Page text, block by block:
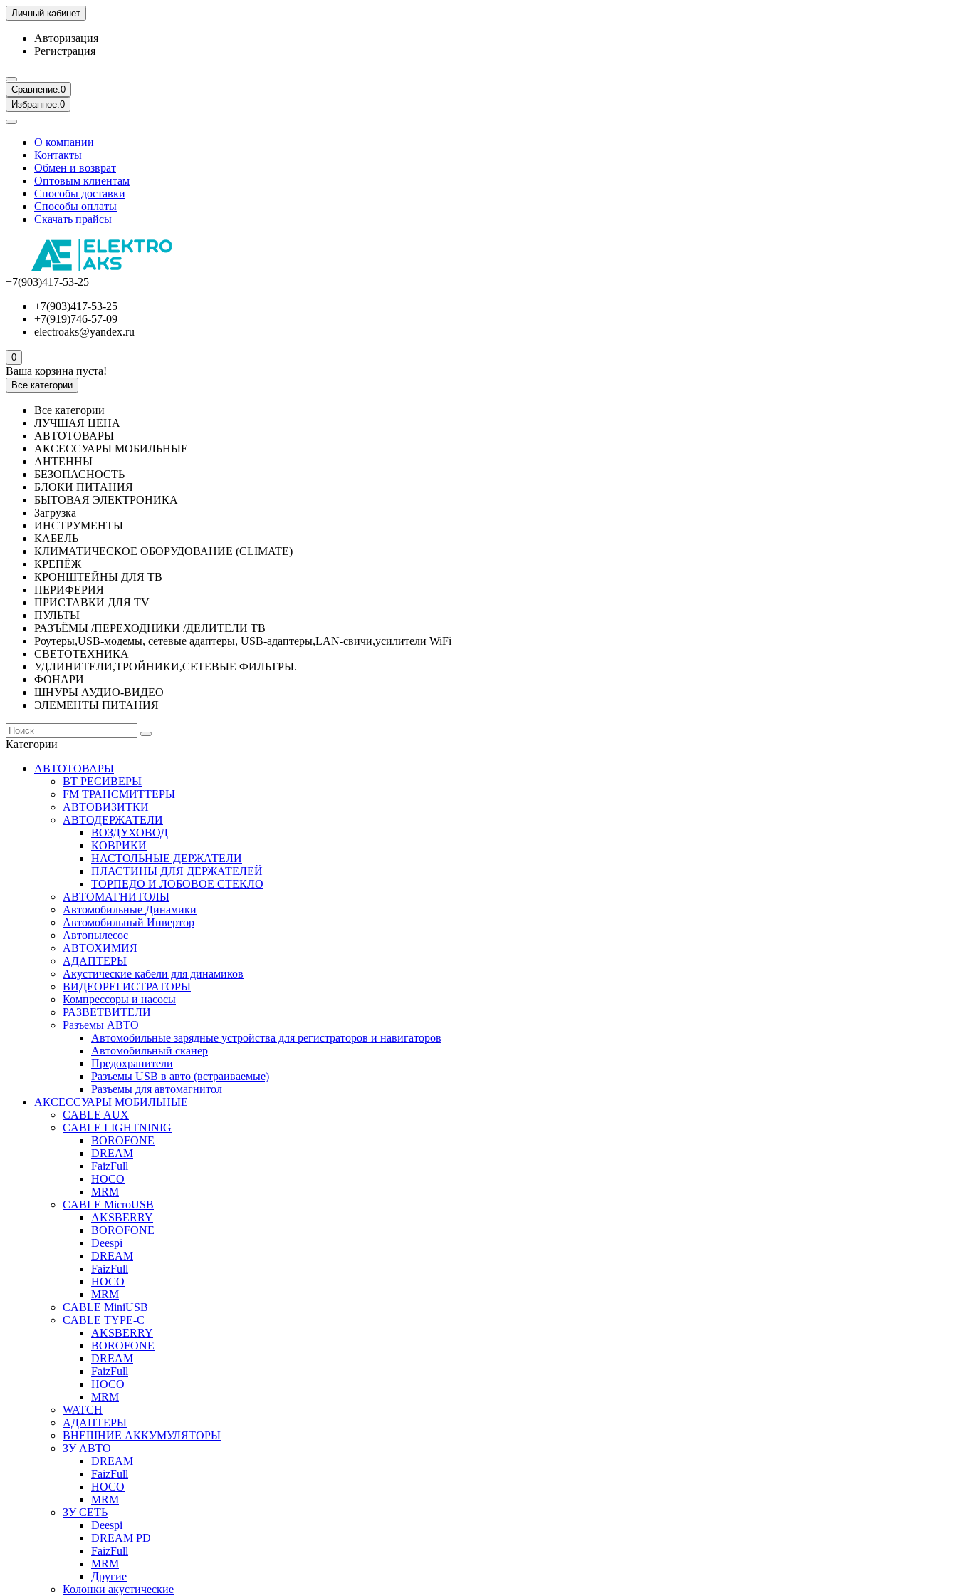
Личный кабинет
Авторизация
Регистрация
Сравнение:0
Избранное:0
О компании
Контакты
Обмен и возврат
Оптовым клиентам
Способы доставки
Способы оплаты
Скачать прайсы
+7(903)417-53-25
+7(903)417-53-25
+7(919)746-57-09
electroaks@yandex.ru
0
Ваша корзина пуста!
Все категории
Все категории
ЛУЧШАЯ ЦЕНА
АВТОТОВАРЫ
АКСЕССУАРЫ МОБИЛЬНЫЕ
АНТЕННЫ
БЕЗОПАСНОСТЬ
БЛОКИ ПИТАНИЯ
БЫТОВАЯ ЭЛЕКТРОНИКА
Загрузка
ИНСТРУМЕНТЫ
КАБЕЛЬ
КЛИМАТИЧЕСКОЕ ОБОРУДОВАНИЕ (CLIMATE)
КРЕПЁЖ
КРОНШТЕЙНЫ ДЛЯ ТВ
ПЕРИФЕРИЯ
ПРИСТАВКИ ДЛЯ TV
ПУЛЬТЫ
РАЗЪЁМЫ /ПЕРЕХОДНИКИ /ДЕЛИТЕЛИ ТВ
Роутеры,USB-модемы, сетевые адаптеры, USB-адаптеры,LAN-свичи,усилители WiFi
СВЕТОТЕХНИКА
УДЛИНИТЕЛИ,ТРОЙНИКИ,СЕТЕВЫЕ ФИЛЬТРЫ.
ФОНАРИ
ШНУРЫ АУДИО-ВИДЕО
ЭЛЕМЕНТЫ ПИТАНИЯ
Категории
АВТОТОВАРЫ
BT РЕСИВЕРЫ
FM ТРАНСМИТТЕРЫ
АВТОВИЗИТКИ
АВТОДЕРЖАТЕЛИ
ВОЗДУХОВОД
КОВРИКИ
НАСТОЛЬНЫЕ ДЕРЖАТЕЛИ
ПЛАСТИНЫ ДЛЯ ДЕРЖАТЕЛЕЙ
ТОРПЕДО И ЛОБОВОЕ СТЕКЛО
АВТОМАГНИТОЛЫ
Автомобильные Динамики
Автомобильный Инвертор
Автопылесос
АВТОХИМИЯ
АДАПТЕРЫ
Акустические кабели для динамиков
ВИДЕОРЕГИСТРАТОРЫ
Компрессоры и насосы
РАЗВЕТВИТЕЛИ
Разъемы АВТО
Автомобильные зарядные устройства для регистраторов и навигаторов
Автомобильный сканер
Предохранители
Разъемы USB в авто (встраиваемые)
Разъемы для автомагнитол
АКСЕССУАРЫ МОБИЛЬНЫЕ
CABLE AUX
CABLE LIGHTNINIG
BOROFONE
DREAM
FaizFull
HOCO
MRM
CABLE MicroUSB
AKSBERRY
BOROFONE
Deespi
DREAM
FaizFull
HOCO
MRM
CABLE MiniUSB
CABLE TYPE-C
AKSBERRY
BOROFONE
DREAM
FaizFull
HOCO
MRM
WATCH
АДАПТЕРЫ
ВНЕШНИЕ АККУМУЛЯТОРЫ
ЗУ АВТО
DREAM
FaizFull
HOCO
MRM
ЗУ СЕТЬ
Deespi
DREAM PD
FaizFull
MRM
Другие
Колонки акустические